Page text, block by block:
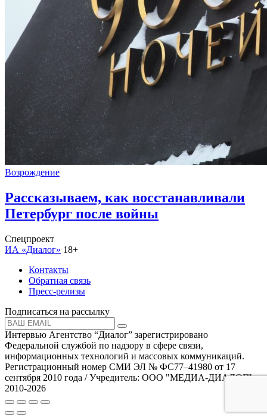
Возрождение
Рассказываем, как восстанавливали
Петербург после войны
Спецпроект
ИА «Диалог» 18+
Контакты
Обратная связь
Пресс-релизы
Подписаться на рассылку
Интервью Агентство “Диалог” зарегистрировано
Федеральной службой по надзору в сфере связи,
информационных технологий и массовых коммуникаций.
Регистрационный номер СМИ ЭЛ № ФС77–41980 от 17
сентября 2010 года / Учредитель: ООО "МЕДИА-ДИАЛОГ"
2010-2026